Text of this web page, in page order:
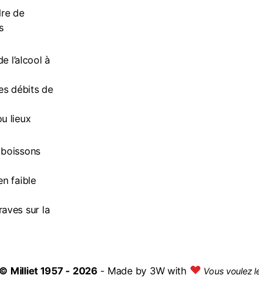
de
l’alcool à
débits de
lieux
faible
sur la
© Milliet 1957 - 2026 - Made by 3W with Vous voulez